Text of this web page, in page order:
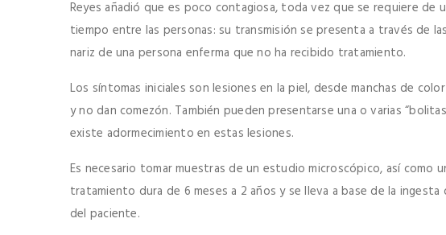
Reyes añadió que es poco contagiosa, toda vez que se requiere
tiempo entre las personas: su transmisión se presenta a través de
nariz de una persona enferma que no ha recibido tratamiento.
Los síntomas iniciales son lesiones en la piel, desde manchas de
y no dan comezón. También pueden presentarse una o varias
existe adormecimiento en estas lesiones.
Es necesario tomar muestras de un estudio microscópico, así como
tratamiento dura de 6 meses a 2 años y se lleva a base de la
del paciente.